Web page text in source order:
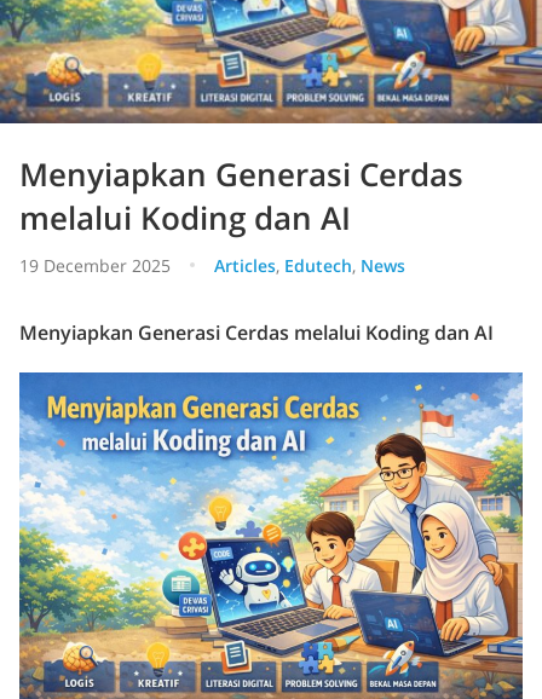
Menyiapkan Generasi Cerdas
melalui Koding dan AI
19 December 2025 Articles, Edutech, News
Menyiapkan Generasi Cerdas melalui Koding dan AI